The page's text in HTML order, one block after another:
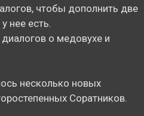
чтобы дополнить две
нее есть.
о медовухе и
несколько новых
Соратников.